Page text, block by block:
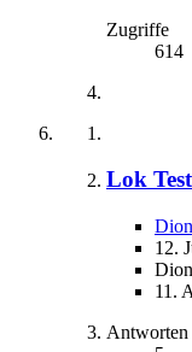
Zugriffe
614
Lok
12.
11.
Antworten